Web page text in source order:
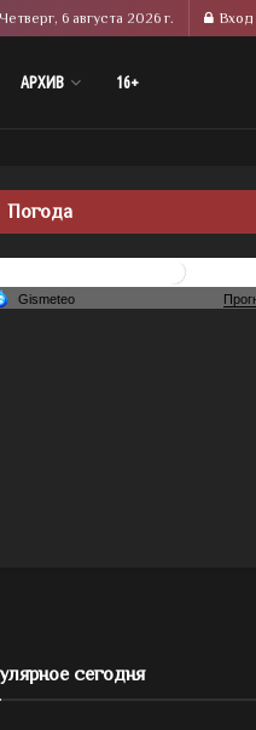
Четверг, 6 августа 2026 г. Вход
АРХИВ 16+
Погода
сегодня